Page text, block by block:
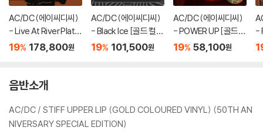
AC/DC (에이씨디씨)
- Live At River Plate
[골드 컬러 3LP]
19% 178,800원
AC/DC (에이씨디씨)
- Black Ice [골드 컬러
2LP]
19% 101,500원
AC/DC (에이씨디씨)
- POWER UP [골드
컬러 LP]
19% 58,100원
-
음반소개
AC/DC / STIFF UPPER LIP (GOLD COLOURED VINYL) (50TH AN
NIVERSARY SPECIAL EDITION)